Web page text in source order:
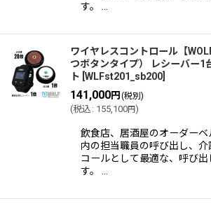
す。 …
ワイヤレスコントロール【
つボタンタイプ） レシーバー1
ト WLFst201_sb200
141,000円 (税別)
(税込 : 155,100円)
飲食店、居酒屋のオーダー
内の担当職員の呼び出し、介
コールとして最適な、呼び出
す。 …